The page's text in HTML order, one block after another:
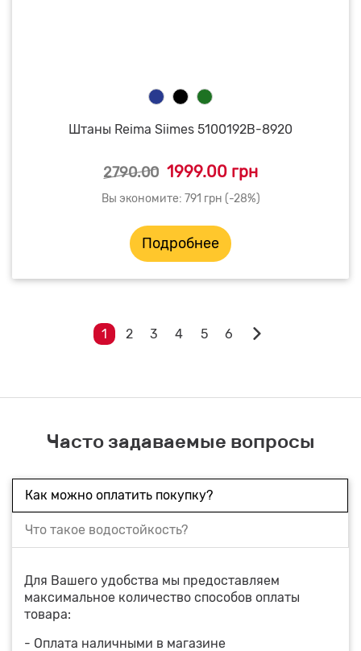
Штаны Reima Siimes 5100192B-8920
2790.00 1999.00 грн
Вы экономите: 791 грн (-28%)
Подробнее
1 2 3 4 5 6
Часто задаваемые вопросы
Как можно оплатить покупку?
Что такое водостойкость?
Для Вашего удобства мы предоставляем
максимальное количество способов оплаты
товара:
- Оплата наличными в магазине